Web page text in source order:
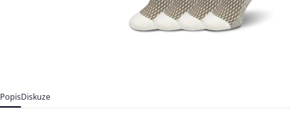
PopisDiskuze